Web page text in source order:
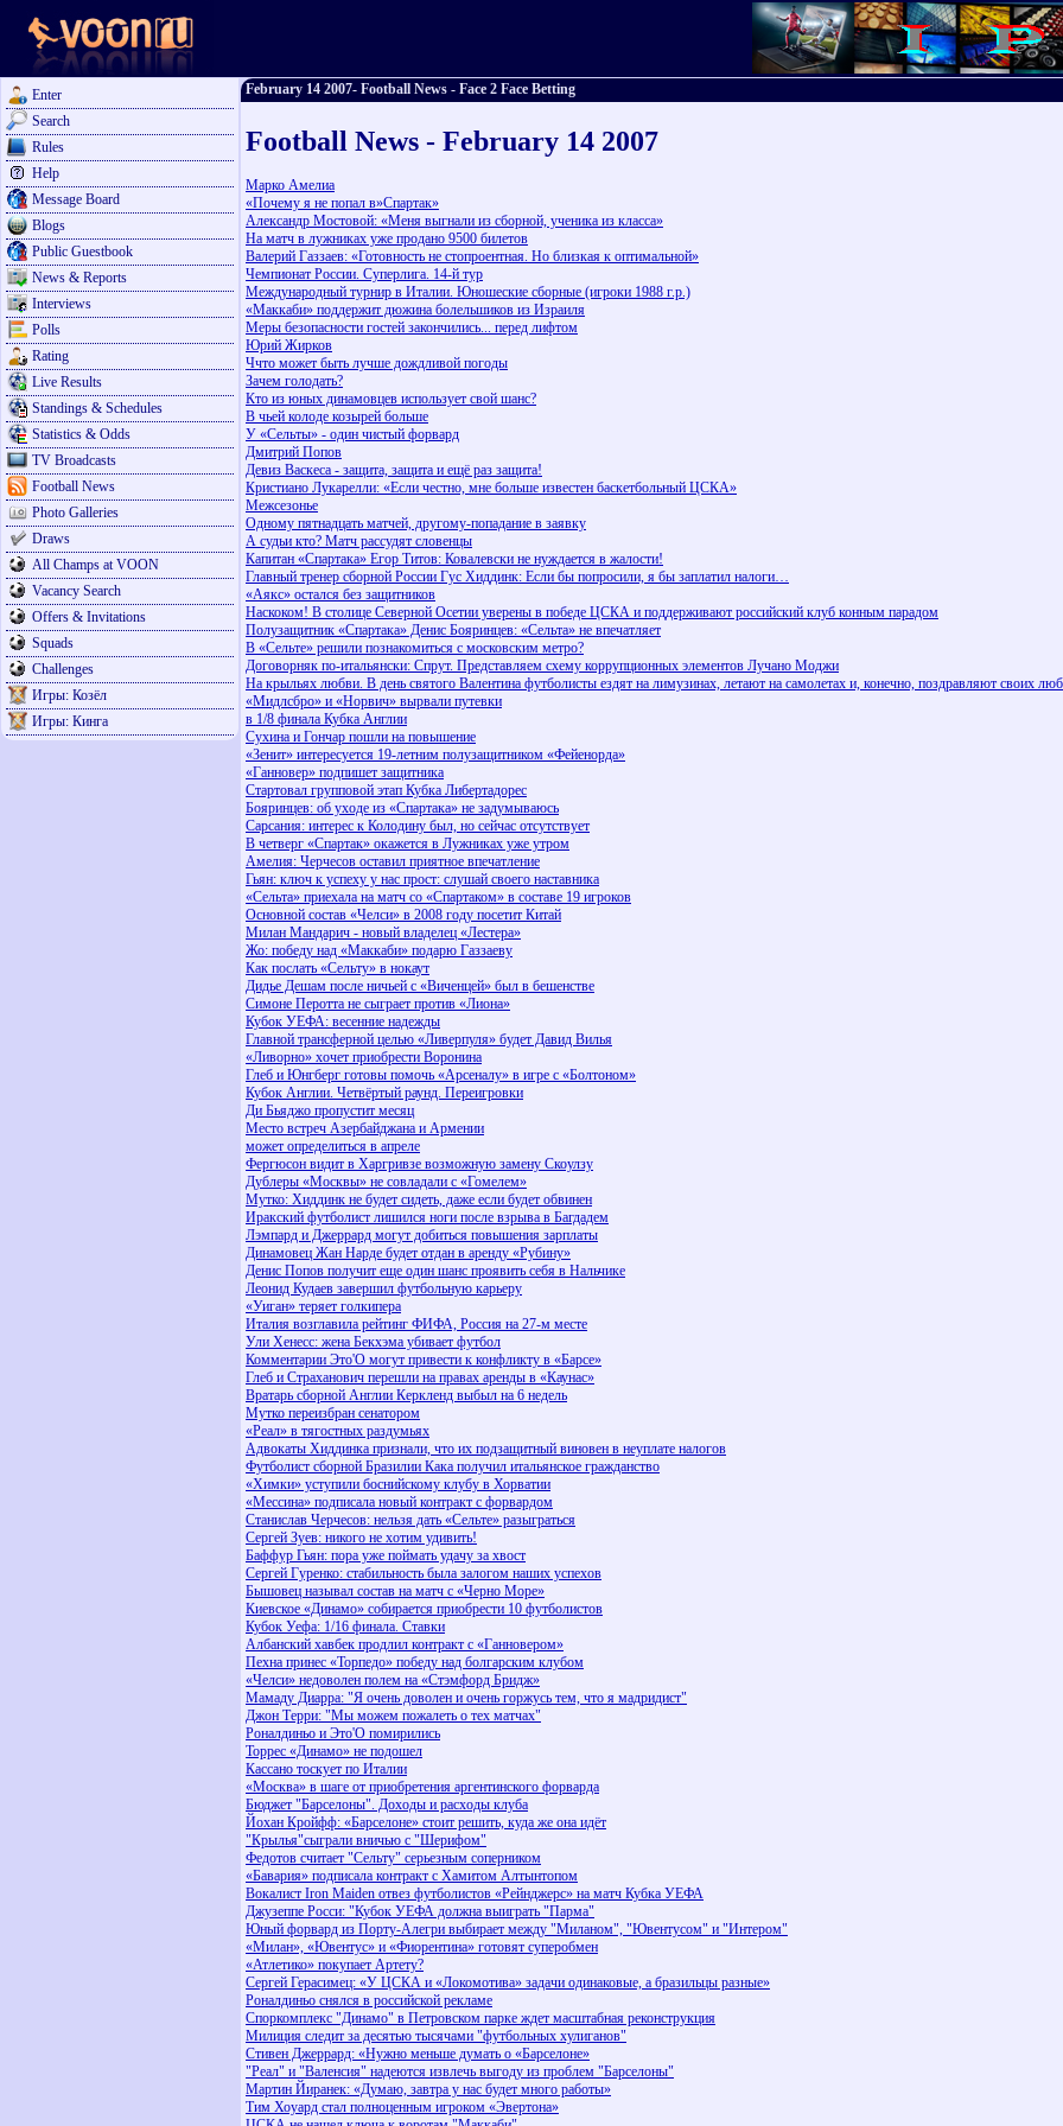
Enter
Search
Rules
Help
Message Board
Blogs
Public Guestbook
News & Reports
Interviews
Polls
Rating
Live Results
Standings & Schedules
Statistics & Odds
TV Broadcasts
Football News
Photo Galleries
Draws
All Champs at VOON
Vacancy Search
Offers & Invitations
Squads
Challenges
Игры: Козёл
Игры: Кинга
February 14 2007- Football News - Face 2 Face Betting
Football News - February 14 2007
Марко Амелиа
«Почему я не попал в»Спартак»
Александр Мостовой: «Меня выгнали из сборной, ученика из класса»
На матч в лужниках уже продано 9500 билетов
Валерий Газзаев: «Готовность не стопроентная. Но близкая к оптимальной»
Чемпионат России. Суперлига. 14-й тур
Международный турнир в Италии. Юношеские сборные (игроки 1988 г.р.)
«Маккаби» поддержит дюжина болельшиков из Израиля
Меры безопасности гостей закончились... перед лифтом
Юрий Жирков
Ччто может быть лучше дождливой погоды
Зачем голодать?
Кто из юных динамовцев использует свой шанс?
В чьей колоде козырей больше
У «Сельты» - один чистый форвард
Дмитрий Попов
Девиз Васкеса - защита, защита и ещё раз защита!
Кристиано Лукарелли: «Если честно, мне больше известен баскетбольный ЦСКА»
Межсезонье
Одному пятнадцать матчей, другому-попадание в заявку
А судьи кто? Матч рассудят словенцы
Капитан «Спартака» Егор Титов: Ковалевски не нуждается в жалости!
Главный тренер сборной России Гус Хиддинк: Если бы попросили, я бы заплатил налоги…
«Аякс» остался без защитников
Наскоком! В столице Северной Осетии уверены в победе ЦСКА и поддерживают российский клуб конным парадом
Полузащитник «Спартака» Денис Бояринцев: «Сельта» не впечатляет
В «Сельте» решили познакомиться с московским метро?
Договорняк по-итальянски: Спрут. Представляем схему коррупционных элементов Лучано Моджи
На крыльях любви. В день святого Валентина футболисты ездят на лимузинах, летают на самолетах и, конечно, поздравляют своих
«Мидлсбро» и «Норвич» вырвали путевки
в 1/8 финала Кубка Англии
Сухина и Гончар пошли на повышение
«Зенит» интересуется 19-летним полузащитником «Фейенорда»
«Ганновер» подпишет защитника
Стартовал групповой этап Кубка Либертадорес
Бояринцев: об уходе из «Спартака» не задумываюсь
Сарсания: интерес к Колодину был, но сейчас отсутствует
В четверг «Спартак» окажется в Лужниках уже утром
Амелия: Черчесов оставил приятное впечатление
Гьян: ключ к успеху у нас прост: слушай своего наставника
«Сельта» приехала на матч со «Спартаком» в составе 19 игроков
Основной состав «Челси» в 2008 году посетит Китай
Милан Мандарич - новый владелец «Лестера»
Жо: победу над «Маккаби» подарю Газзаеву
Как послать «Сельту» в нокаут
Дидье Дешам после ничьей с «Виченцей» был в бешенстве
Симоне Перотта не сыграет против «Лиона»
Кубок УЕФА: весенние надежды
Главной трансферной целью «Ливерпуля» будет Давид Вилья
«Ливорно» хочет приобрести Воронина
Глеб и Юнгберг готовы помочь «Арсеналу» в игре с «Болтоном»
Кубок Англии. Четвёртый раунд. Переигровки
Ди Бьяджо пропустит месяц
Место встреч Азербайджана и Армении
может определиться в апреле
Фергюсон видит в Харгривзе возможную замену Скоулзу
Дублеры «Москвы» не совладали с «Гомелем»
Мутко: Хиддинк не будет сидеть, даже если будет обвинен
Иракский футболист лишился ноги после взрыва в Багдадем
Лэмпард и Джеррард могут добиться повышения зарплаты
Динамовец Жан Нарде будет отдан в аренду «Рубину»
Денис Попов получит еще один шанс проявить себя в Нальчике
Леонид Кудаев завершил футбольную карьеру
«Уиган» теряет голкипера
Италия возглавила рейтинг ФИФА, Россия на 27-м месте
Ули Хенесс: жена Бекхэма убивает футбол
Комментарии Это'О могут привести к конфликту в «Барсе»
Глеб и Страханович перешли на правах аренды в «Каунас»
Вратарь сборной Англии Керкленд выбыл на 6 недель
Мутко переизбран сенатором
«Реал» в тягостных раздумьях
Адвокаты Хиддинка признали, что их подзащитный виновен в неуплате налогов
Футболист сборной Бразилии Кака получил итальянское гражданство
«Химки» уступили боснийскому клубу в Хорватии
«Мессина» подписала новый контракт с форвардом
Станислав Черчесов: нельзя дать «Сельте» разыграться
Сергей Зуев: никого не хотим удивить!
Баффур Гьян: пора уже поймать удачу за хвост
Сергей Гуренко: стабильность была залогом наших успехов
Бышовец называл состав на матч с «Черно Море»
Киевское «Динамо» собирается приобрести 10 футболистов
Кубок Уефа: 1/16 финала. Ставки
Албанский хавбек продлил контракт с «Ганновером»
Пехна принес «Торпедо» победу над болгарским клубом
«Челси» недоволен полем на «Стэмфорд Бридж»
Мамаду Диарра: "Я очень доволен и очень горжусь тем, что я мадридист"
Джон Терри: "Мы можем пожалеть о тех матчах"
Роналдиньо и Это'О помирились
Торрес «Динамо» не подошел
Кассано тоскует по Италии
«Москва» в шаге от приобретения аргентинского форварда
Бюджет "Барселоны". Доходы и расходы клуба
Йохан Кройфф: «Барселоне» стоит решить, куда же она идёт
"Крылья"сыграли вничью с "Шерифом"
Федотов считает "Сельту" серьезным соперником
«Бавария» подписала контракт с Хамитом Алтынтопом
Вокалист Iron Maiden отвез футболистов «Рейнджерс» на матч Кубка УЕФА
Джузеппе Росси: "Кубок УЕФА должна выиграть "Парма"
Юный форвард из Порту-Алегри выбирает между "Миланом", "Ювентусом" и "Интером"
«Милан», «Ювентус» и «Фиорентина» готовят суперобмен
«Атлетико» покупает Артету?
Сергей Герасимец: «У ЦСКА и «Локомотива» задачи одинаковые, а бразильцы разные»
Роналдиньо снялся в российской рекламе
Споркомплекс "Динамо" в Петровском парке ждет масштабная реконструкция
Милиция следит за десятью тысячами "футбольных хулиганов"
Стивен Джеррард: «Нужно меньше думать о «Барселоне»
"Реал" и "Валенсия" надеются извлечь выгоду из проблем "Барселоны"
Мартин Йиранек: «Думаю, завтра у нас будет много работы»
Тим Хоуард стал полноценным игроком «Эвертона»